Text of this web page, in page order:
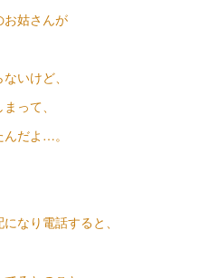
お姑さんが
いけど、
って、
だよ…。
なり電話すると、